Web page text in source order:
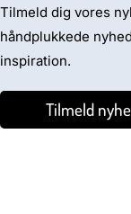
Tilmeld dig vores
håndplukkede
inspiration.
Tilmeld